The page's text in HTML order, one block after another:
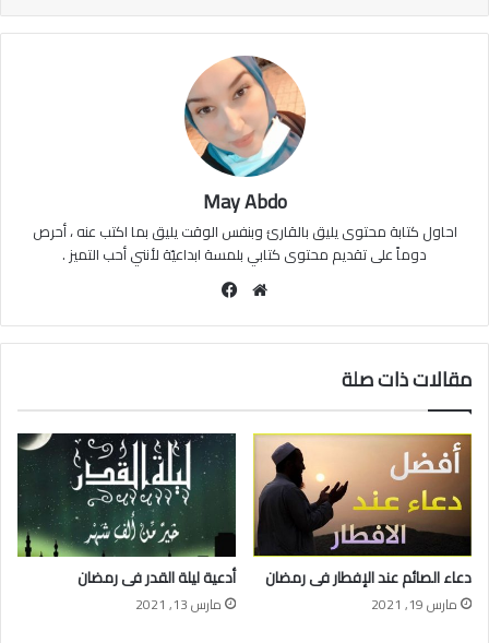
May Abdo
احاول كتابة محتوى يليق بالقارئ وبنفس الوقت يليق بما اكتب عنه ، أحرص
دوماً على تقديم محتوى كتابي بلمسة ابداعيّة لأنني أحب التميز .
موقع
مقالات ذات صلة
دعاء الصائم عند الإفطار فى رمضان
مارس 19, 2021
أدعية ليلة القدر فى رمضان
مارس 13, 2021